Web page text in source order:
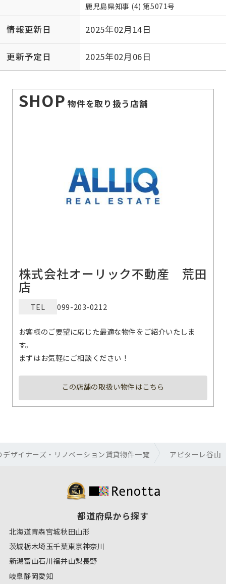
鹿児島県知事 (4) 第5071号
情報更新日 2025年02月14日
更新予定日 2025年02月06日
SHOP 物件を取り扱う店舗
株式会社オーリック不動産 荒田
店
TEL 099-203-0212
お客様のご要望に応じた最適な物件をご紹介いたしま
す。
まずはお気軽にご相談ください！
この店舗の取扱い物件はこちら
デザイナーズ・リノベーション賃貸物件一覧 アビターレ谷山
都道府県から探す
北海道青森宮城秋田山形
茨城栃木埼玉千葉東京神奈川
新潟富山石川福井山梨長野
岐阜静岡愛知